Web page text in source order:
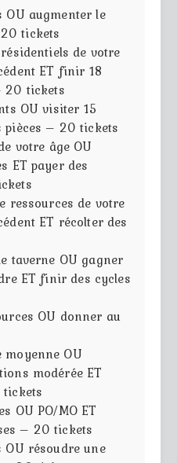
augmenter le
tickets
de votre
ET finir 18
20 tickets
OU visiter 15
pièces – 20 tickets
votre âge OU
ET payer des
ressources de votre
ET récolter des
taverne OU gagner
ET finir des cycles
OU donner au
OU
modérée ET
tickets
OU PO/MO ET
– 20 tickets
résoudre une